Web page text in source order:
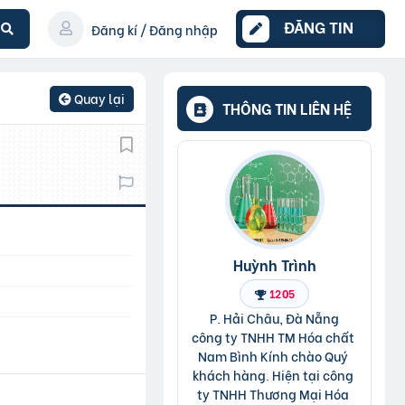
Đăng kí / Đăng nhập ĐĂNG TIN
Quay lại THÔNG TIN LIÊN HỆ
Huỳnh Trình
1205
P. Hải Châu, Đà Nẵng
công ty TNHH TM Hóa chất
Nam Bình Kính chào Quý
khách hàng. Hiện tại công
ty TNHH Thương Mại Hóa